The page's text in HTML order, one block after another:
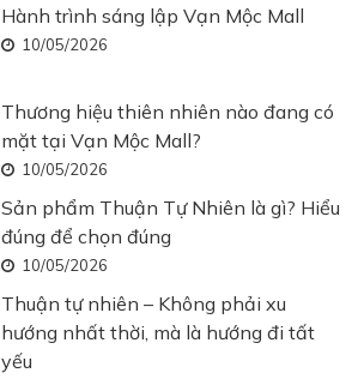
Hành trình sáng lập Vạn Mộc Mall
10/05/2026
Thương hiệu thiên nhiên nào đang có
mặt tại Vạn Mộc Mall?
10/05/2026
Sản phẩm Thuận Tự Nhiên là gì? Hiểu
đúng để chọn đúng
10/05/2026
Thuận tự nhiên – Không phải xu
hướng nhất thời, mà là hướng đi tất
yếu